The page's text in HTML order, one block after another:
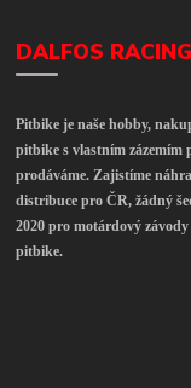
DALFOS RACING
Pitbike je naše hobby,
pitbike s vlastním zázemím
prodáváme. Zajistíme
distribuce pro ČR, žádný
2020 pro motárdový
pitbike.